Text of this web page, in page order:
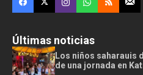
Últimas noticias
Los niños saharauis
de una jornada en